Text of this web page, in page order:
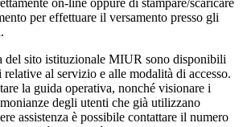
on-line oppure di stampare/scaricare
per effettuare il versamento presso gli
del sito istituzionale MIUR sono disponibili
al servizio e alle modalità di accesso.
la guida operativa, nonché visionare i
degli utenti che già utilizzano
assistenza è possibile contattare il numero